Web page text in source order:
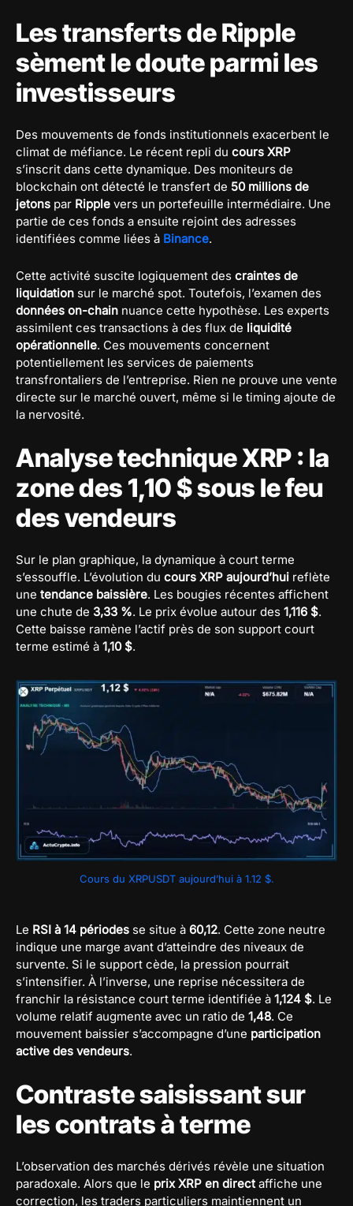
Les transferts de Ripple
sèment le doute parmi les
investisseurs
Des mouvements de fonds institutionnels exacerbent le
climat de méfiance. Le récent repli du cours XRP
s’inscrit dans cette dynamique. Des moniteurs de
blockchain ont détecté le transfert de 50 millions de
jetons par Ripple vers un portefeuille intermédiaire. Une
partie de ces fonds a ensuite rejoint des adresses
identifiées comme liées à Binance.
Cette activité suscite logiquement des craintes de
liquidation sur le marché spot. Toutefois, l’examen des
données on-chain nuance cette hypothèse. Les experts
assimilent ces transactions à des flux de liquidité
opérationnelle. Ces mouvements concernent
potentiellement les services de paiements
transfrontaliers de l’entreprise. Rien ne prouve une vente
directe sur le marché ouvert, même si le timing ajoute de
la nervosité.
Analyse technique XRP : la
zone des 1,10 $ sous le feu
des vendeurs
Sur le plan graphique, la dynamique à court terme
s’essouffle. L’évolution du cours XRP aujourd’hui reflète
une tendance baissière. Les bougies récentes affichent
une chute de 3,33 %. Le prix évolue autour des 1,116 $.
Cette baisse ramène l’actif près de son support court
terme estimé à 1,10 $.
Cours du XRPUSDT aujourd’hui à 1.12 $.
Le RSI à 14 périodes se situe à 60,12. Cette zone neutre
indique une marge avant d’atteindre des niveaux de
survente. Si le support cède, la pression pourrait
s’intensifier. À l’inverse, une reprise nécessitera de
franchir la résistance court terme identifiée à 1,124 $. Le
volume relatif augmente avec un ratio de 1,48. Ce
mouvement baissier s’accompagne d’une participation
active des vendeurs.
Contraste saisissant sur
les contrats à terme
L’observation des marchés dérivés révèle une situation
paradoxale. Alors que le prix XRP en directaffiche une
correction, les traders particuliers maintiennent un